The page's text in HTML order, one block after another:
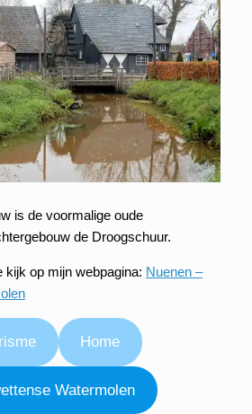
is de voormalige oude
de Droogschuur.
kijk op mijn webpagina: Nuenen –
Home
Watermolen